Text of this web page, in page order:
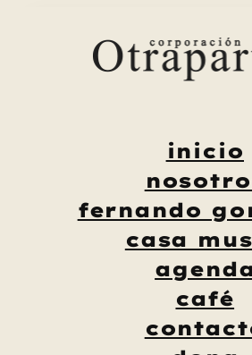
inicio
fernando
casa
café